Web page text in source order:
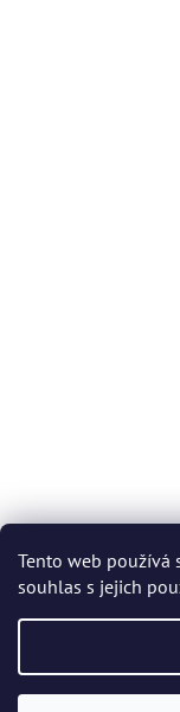
Tento web používá
souhlas s jejich